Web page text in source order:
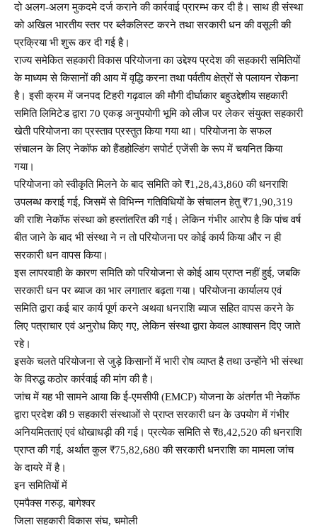
दो अलग-अलग मुकदमे दर्ज कराने की कार्रवाई प्रारम्भ कर दी है। साथ ही संस्था
को अखिल भारतीय स्तर पर ब्लैकलिस्ट करने तथा सरकारी धन की वसूली की
प्रक्रिया भी शुरू कर दी गई है।
राज्य समेकित सहकारी विकास परियोजना का उद्देश्य प्रदेश की सहकारी समितियों
के माध्यम से किसानों की आय में वृद्धि करना तथा पर्वतीय क्षेत्रों से पलायन रोकना
है। इसी क्रम में जनपद टिहरी गढ़वाल की मौगी दीर्घाकार बहुउद्देशीय सहकारी
समिति लिमिटेड द्वारा 70 एकड़ अनुपयोगी भूमि को लीज पर लेकर संयुक्त सहकारी
खेती परियोजना का प्रस्ताव प्रस्तुत किया गया था। परियोजना के सफल
संचालन के लिए नेकॉफ को हैंडहोल्डिंग सपोर्ट एजेंसी के रूप में चयनित किया
गया।
परियोजना को स्वीकृति मिलने के बाद समिति को ₹1,28,43,860 की धनराशि
उपलब्ध कराई गई, जिसमें से विभिन्न गतिविधियों के संचालन हेतु ₹71,90,319
की राशि नेकॉफ संस्था को हस्तांतरित की गई। लेकिन गंभीर आरोप है कि पांच वर्ष
बीत जाने के बाद भी संस्था ने न तो परियोजना पर कोई कार्य किया और न ही
सरकारी धन वापस किया।
इस लापरवाही के कारण समिति को परियोजना से कोई आय प्राप्त नहीं हुई, जबकि
सरकारी धन पर ब्याज का भार लगातार बढ़ता गया। परियोजना कार्यालय एवं
समिति द्वारा कई बार कार्य पूर्ण करने अथवा धनराशि ब्याज सहित वापस करने के
लिए पत्राचार एवं अनुरोध किए गए, लेकिन संस्था द्वारा केवल आश्वासन दिए जाते
रहे।
इसके चलते परियोजना से जुड़े किसानों में भारी रोष व्याप्त है तथा उन्होंने भी संस्था
के विरुद्ध कठोर कार्रवाई की मांग की है।
जांच में यह भी सामने आया कि ई-एमसीपी (EMCP) योजना के अंतर्गत भी नेकॉफ
द्वारा प्रदेश की 9 सहकारी संस्थाओं से प्राप्त सरकारी धन के उपयोग में गंभीर
अनियमितताएं एवं धोखाधड़ी की गई। प्रत्येक समिति से ₹8,42,520 की धनराशि
प्राप्त की गई, अर्थात कुल ₹75,82,680 की सरकारी धनराशि का मामला जांच
के दायरे में है।
इन समितियों में
एमपैक्स गरुड़, बागेश्वर
जिला सहकारी विकास संघ, चमोली